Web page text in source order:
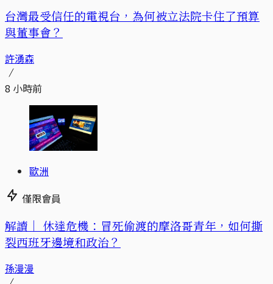
台灣最受信任的電視台，為何被立法院卡住了預算
與董事會？
許湧森
8 小時前
歐洲
僅限會員
解讀｜ 休達危機：冒死偷渡的摩洛哥青年，如何撕
裂西班牙邊境和政治？
孫漫漫